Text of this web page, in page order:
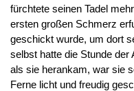
fürchtete seinen Tadel
ersten großen Schmerz
geschickt wurde, um dort
selbst hatte die Stunde
als sie herankam, war sie
Ferne licht und freudig